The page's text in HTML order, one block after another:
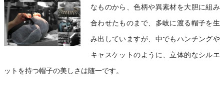
なものから、色柄や異素材を大胆に組み
合わせたものまで、多岐に渡る帽子を生
み出していますが、中でもハンチングや
キャスケットのように、立体的なシルエ
ットを持つ帽子の美しさは随一です。